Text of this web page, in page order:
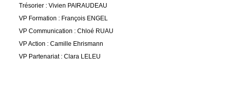
Trésorier : Vivien PAIRAUDEAU
VP Formation : François ENGEL
VP Communication : Chloé RUAU
VP Action : Camille Ehrismann
VP Partenariat : Clara LELEU